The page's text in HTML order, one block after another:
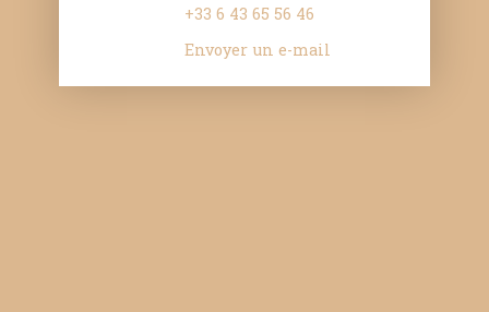
+33 6 43 65 56 46
Envoyer un e-mail